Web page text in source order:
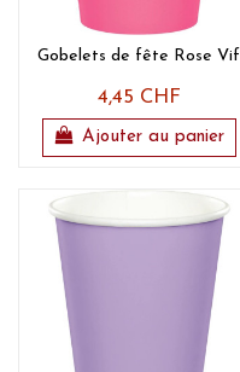
Gobelets de fête Rose Vif
4,45 CHF
Ajouter au panier